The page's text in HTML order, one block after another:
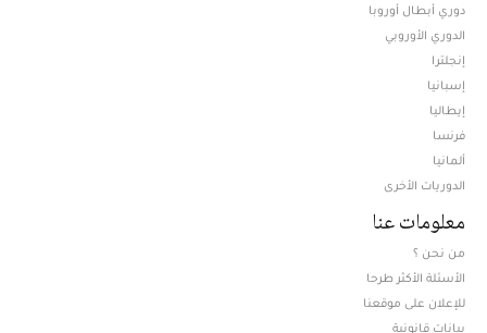
دوري أبطال أوروبا
الدوري الأوروبي
إنجلترا
إسبانيا
إيطاليا
فرنسا
ألمانيا
الدوريات الأخرى
معلومات عنا
من نحن ؟
الأسئلة الأكثر طرحا
للإعلان على موقعنا
بيانات قانونية